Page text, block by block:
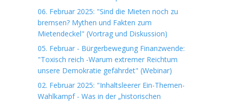
06. Februar 2025: "Sind die Mieten noch zu
bremsen? Mythen und Fakten zum
Mietendeckel" (Vortrag und Diskussion)
05. Februar - Bürgerbewegung Finanzwende:
"Toxisch reich -Warum extremer Reichtum
unsere Demokratie gefährdet" (Webinar)
02. Februar 2025: "Inhaltsleerer Ein-Themen-
Wahlkampf - Was in der „historischen